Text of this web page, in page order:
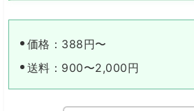
価格：388円〜
送料：900〜2,000円